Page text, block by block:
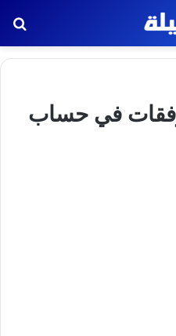
في حساب